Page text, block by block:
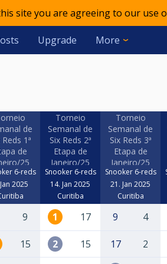
site you are agreeing to our use
Upgrade More
de
Reds 1ª
de
25
6-reds
2025
Torneio
Semanal de
Six Reds 2ª
Etapa de
Janeiro/25
Snooker 6-reds
14. Jan 2025
Curitiba
Torneio
Semanal de
Six Reds 3ª
Etapa de
Janeiro/25
Snooker 6-reds
21. Jan 2025
Curitiba
9 1 17 9 4
15 2 15 17 2